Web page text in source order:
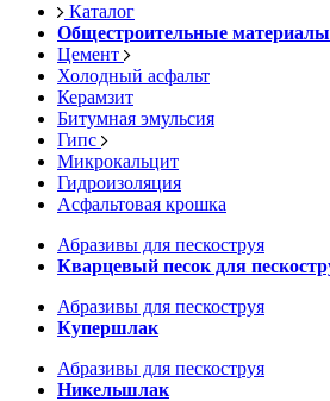
Каталог
Общестроительные материалы
Цемент
Холодный асфальт
Керамзит
Битумная эмульсия
Гипс
Микрокальцит
Гидроизоляция
Асфальтовая крошка
Абразивы для пескоструя
Кварцевый песок для
Абразивы для пескоструя
Купершлак
Абразивы для пескоструя
Никельшлак